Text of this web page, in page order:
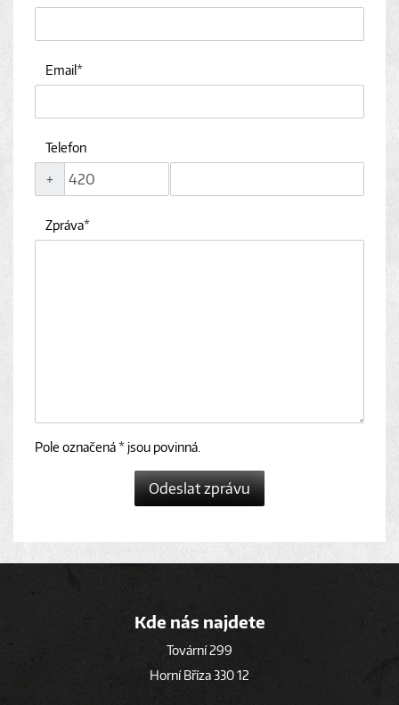
Email
Telefon
+
Zpráva
Pole označená * jsou povinná.
Odeslat zprávu
Kde nás najdete
Tovární 299
Horní Bříza 330 12